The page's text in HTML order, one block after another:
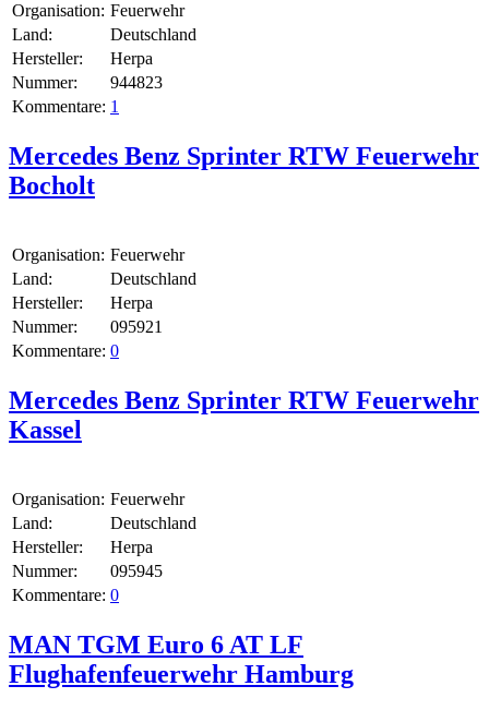
Organisation: Feuerwehr
Land:
Deutschland
Hersteller:
Herpa
Nummer:
944823
Kommentare: 1
Mercedes Benz Sprinter RTW Feuerwehr
Bocholt
Organisation: Feuerwehr
Land:
Deutschland
Hersteller:
Herpa
Nummer:
095921
Kommentare: 0
Mercedes Benz Sprinter RTW Feuerwehr
Kassel
Organisation: Feuerwehr
Land:
Deutschland
Hersteller:
Herpa
Nummer:
095945
Kommentare: 0
MAN TGM Euro 6 AT LF
Flughafenfeuerwehr Hamburg